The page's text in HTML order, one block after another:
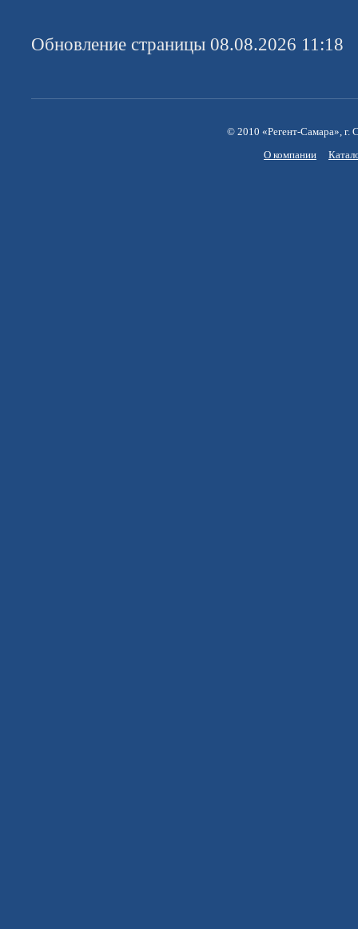
Обновление страницы 08.08.2026 11:18
© 2010 «Регент-Самара», г.
О компании